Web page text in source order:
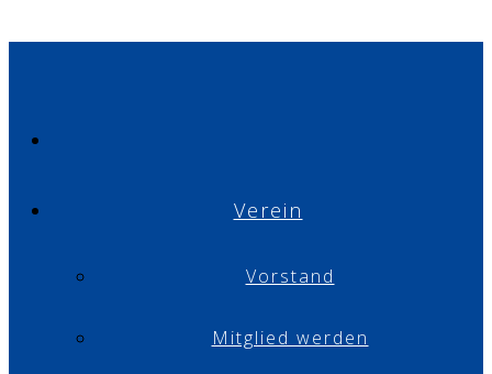
Verein
Vorstand
Mitglied werden